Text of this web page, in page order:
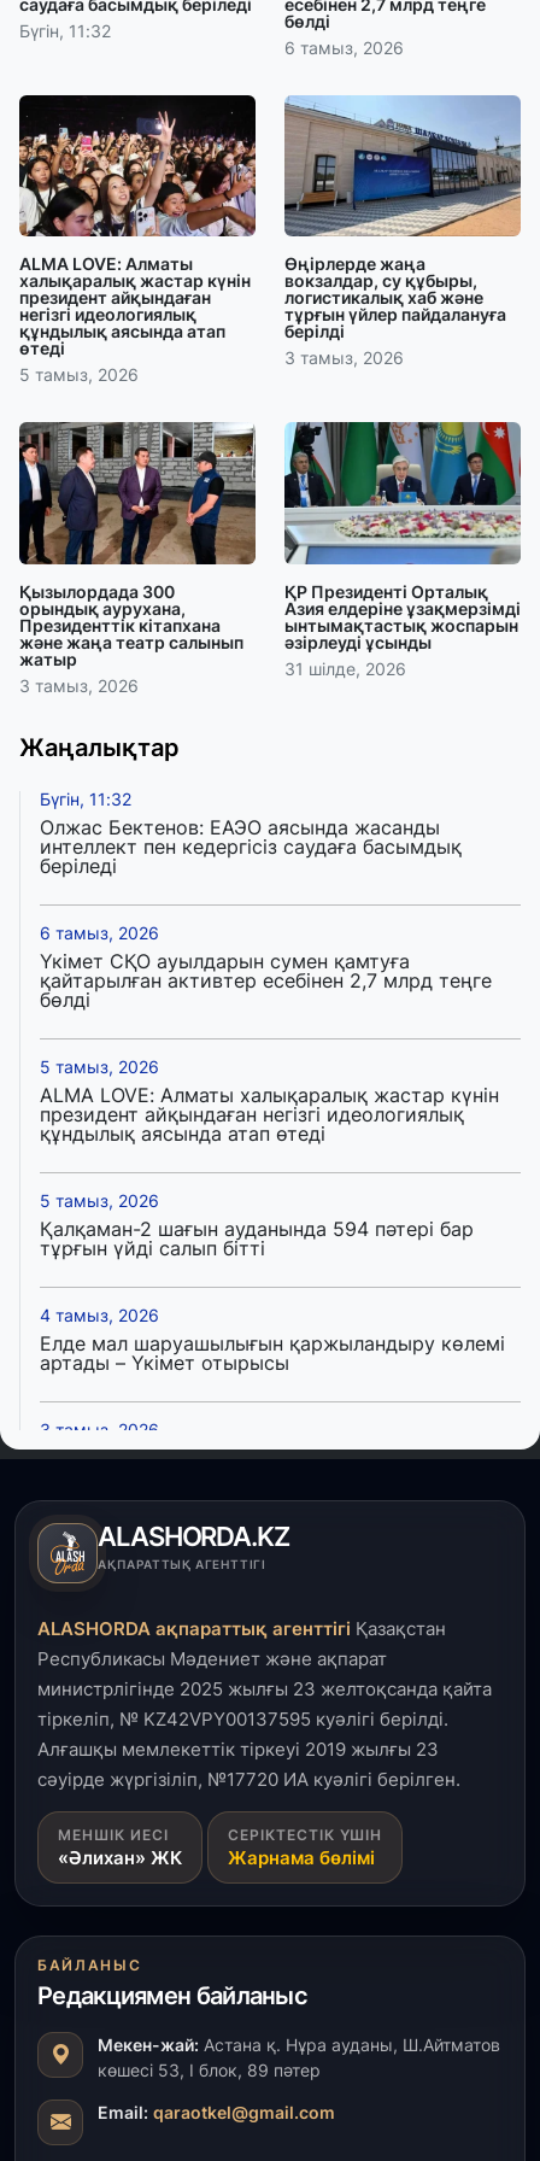
Бүгін, 11:32
бөлді
6 тамыз, 2026
ALMA LOVE: Алматы
халықаралық жастар күнін
президент айқындаған
негізгі идеологиялық
құндылық аясында атап
өтеді
5 тамыз, 2026
Өңірлерде жаңа
вокзалдар, су құбыры,
логистикалық хаб және
тұрғын үйлер пайдалануға
берілді
3 тамыз, 2026
Қызылордада 300
орындық аурухана,
Президенттік кітапхана
және жаңа театр салынып
жатыр
3 тамыз, 2026
ҚР Президенті Орталық
Азия елдеріне ұзақмерзімді
ынтымақтастық жоспарын
әзірлеуді ұсынды
31 шілде, 2026
Жаңалықтар
Бүгін, 11:32
Олжас Бектенов: ЕАЭО аясында жасанды
интеллект пен кедергісіз саудаға басымдық
беріледі
6 тамыз, 2026
Үкімет СҚО ауылдарын сумен қамтуға
қайтарылған активтер есебінен 2,7 млрд теңге
бөлді
5 тамыз, 2026
ALMA LOVE: Алматы халықаралық жастар күнін
президент айқындаған негізгі идеологиялық
құндылық аясында атап өтеді
5 тамыз, 2026
Қалқаман-2 шағын ауданында 594 пәтері бар
тұрғын үйді салып бітті
4 тамыз, 2026
Елде мал шаруашылығын қаржыландыру көлемі
артады – Үкімет отырысы
3 тамыз, 2026
Өңірлерде жаңа вокзалдар, су құбыры,
пайдалануға берілді
3 тамыз, 2026
Қызылордада 300 орындық аурухана,
салынып жатыр
1 тамыз, 2026
Кинопоиск Қазақстан азаматтарының ең
танымал онлайн-кинотеатрына айналды
31 шілде, 2026
Ақмола облысындағы кездесуде кәсіпкерлер мен
ұстаздар «Әділет» партиясына өз ұсыныстарын
айтты
ҚР Президенті Орталық Азия елдеріне
ұзақмерзімді ынтымақтастық жоспарын әзірлеуді
ұсынды
31 шілде, 2026
«Ауыл аманаты»: Түркістанда 30,2 млрд теңгеге
4 223 жоба қаржыландырылды
ALASHORDA.KZ
АҚПАРАТТЫҚ АГЕНТТІГІ
ALASHORDA ақпараттық агенттігі Қазақстан
Республикасы Мәдениет және ақпарат
министрлігінде 2025 жылғы 23 желтоқсанда қайта
тіркеліп, № KZ42VPY00137595 куәлігі берілді.
Алғашқы мемлекеттік тіркеуі 2019 жылғы 23
сәуірде жүргізіліп, №17720 ИА куәлігі берілген.
МЕНШІК ИЕСІ
«Әлихан» ЖК
СЕРІКТЕСТІК ҮШІН
Жарнама бөлімі
БАЙЛАНЫС
Редакциямен байланыс
Мекен-жай: Астана қ. Нұра ауданы, Ш.Айтматов
көшесі 53, І блок, 89 пәтер
Email: qaraotkel@gmail.com